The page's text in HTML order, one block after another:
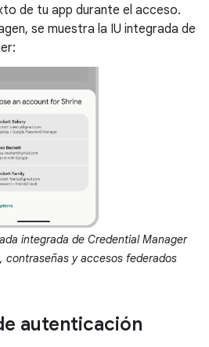
de tu app durante el acceso.
se muestra la IU integrada de
integrada de Credential Manager
contraseñas y accesos federados
autenticación